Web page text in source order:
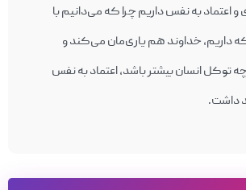
اعتماد به نفس داریم چرا که می‌دانیم با
داریم، خداوند هم یاری‌مان می‌کند و
توکل انسان بیشتر باشد، اعتماد به نفس
داشت.